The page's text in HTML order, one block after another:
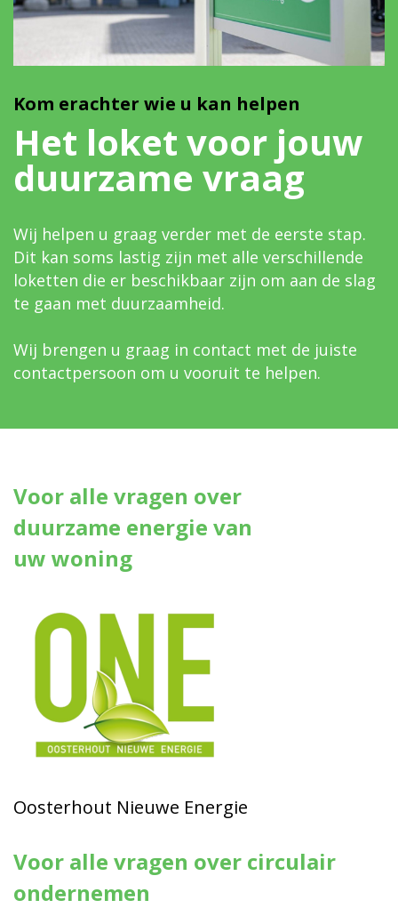
Kom erachter wie u kan helpen
Het loket voor jouw
duurzame vraag
Wij helpen u graag verder met de eerste stap.
Dit kan soms lastig zijn met alle verschillende
loketten die er beschikbaar zijn om aan de slag
te gaan met duurzaamheid.
Wij brengen u graag in contact met de juiste
contactpersoon om u vooruit te helpen.
Voor alle vragen over
duurzame energie van
uw woning
Oosterhout Nieuwe Energie
Voor alle vragen over circulair
ondernemen